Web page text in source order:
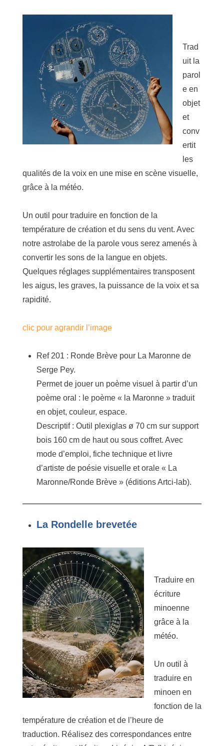
Trad
uit la
parol
e en
objet
et
conv
ertit
les
qualités de la voix en une mise en scène visuelle,
grâce à la météo.
Un outil pour traduire en fonction de la
température de création et du sens du vent. Avec
notre astrolabe de la parole vous serez amenés à
convertir les sons de la langue en objets.
Quelques réglages supplémentaires transposent
les aigus, les graves, la puissance de la voix et sa
rapidité.
clic pour agrandir l’image
Ref 201 : Ronde Brève pour La Maronne de
Serge Pey.
Permet de jouer un poème visuel à partir d’un
poème oral : le poème « la Maronne » traduit
en objet, couleur, espace.
Descriptif : Outil plexiglas ø 70 cm sur support
bois 160 cm de haut ou sous coffret. Avec
mode d’emploi, fiche technique et livre
d’artiste de poésie visuelle et orale « La
Maronne/Ronde Brève » (éditions Artci-lab).
La Rondelle brevetée
Traduire en
écriture
minoenne
grâce à la
météo.
Un outil à
traduire en
minoen en
fonction de la
température de création et de l’heure de
traduction. Réalisez des correspondances entre